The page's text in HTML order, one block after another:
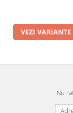
VEZI VARIANTE
Nu